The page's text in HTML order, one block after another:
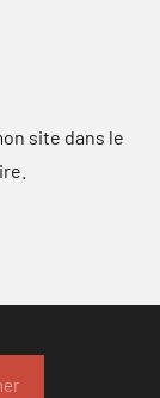
site dans le